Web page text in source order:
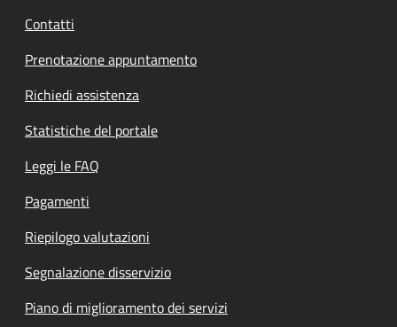
Contatti
Prenotazione appuntamento
Richiedi assistenza
Statistiche del portale
Leggi le FAQ
Pagamenti
Riepilogo valutazioni
Segnalazione disservizio
Piano di miglioramento dei servizi